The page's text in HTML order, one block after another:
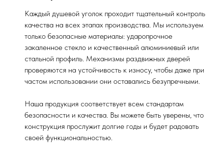
Каждый душевой уголок проходит тщательный контроль
качества на всех этапах производства. Мы используем
только безопасные материалы: ударопрочное
закаленное стекло и качественный алюминиевый или
стальной профиль. Механизмы раздвижных дверей
проверяются на устойчивость к износу, чтобы даже при
частом использовании они оставались безупречными.
Наша продукция соответствует всем стандартам
безопасности и качества. Вы можете быть уверены, что
конструкция прослужит долгие годы и будет радовать
своей функциональностью.